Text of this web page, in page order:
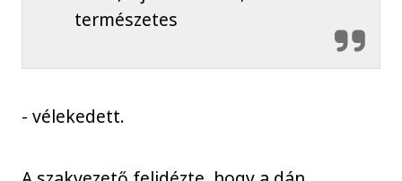
természetes
- vélekedett.